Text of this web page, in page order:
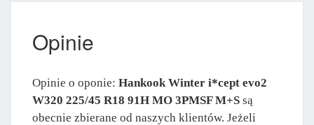
Opinie
Opinie o oponie: Hankook Winter i*cept evo2
W320 225/45 R18 91H MO 3PMSF M+S są
obecnie zbierane od naszych klientów. Jeżeli